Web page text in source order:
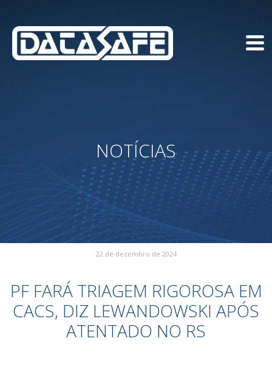
NOTÍCIAS
22 de dezembro de 2024
PF FARÁ TRIAGEM RIGOROSA EM
CACS, DIZ LEWANDOWSKI APÓS
ATENTADO NO RS